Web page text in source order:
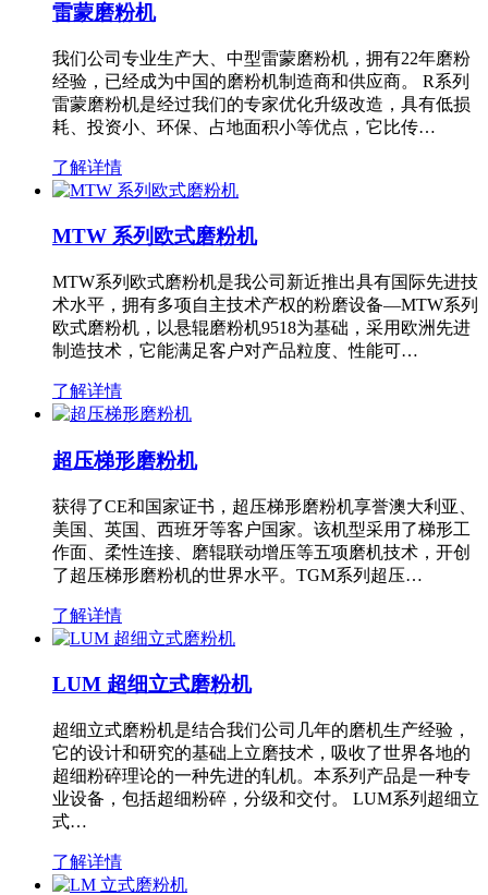
雷蒙磨粉机
我们公司专业生产大、中型雷蒙磨粉机，拥有22年磨粉
经验，已经成为中国的磨粉机制造商和供应商。 R系列
雷蒙磨粉机是经过我们的专家优化升级改造，具有低损
耗、投资小、环保、占地面积小等优点，它比传…
了解详情
MTW 系列欧式磨粉机
MTW系列欧式磨粉机是我公司新近推出具有国际先进技
术水平，拥有多项自主技术产权的粉磨设备—MTW系列
欧式磨粉机，以悬辊磨粉机9518为基础，采用欧洲先进
制造技术，它能满足客户对产品粒度、性能可…
了解详情
超压梯形磨粉机
获得了CE和国家证书，超压梯形磨粉机享誉澳大利亚、
美国、英国、西班牙等客户国家。该机型采用了梯形工
作面、柔性连接、磨辊联动增压等五项磨机技术，开创
了超压梯形磨粉机的世界水平。TGM系列超压…
了解详情
LUM 超细立式磨粉机
超细立式磨粉机是结合我们公司几年的磨机生产经验，
它的设计和研究的基础上立磨技术，吸收了世界各地的
超细粉碎理论的一种先进的轧机。本系列产品是一种专
业设备，包括超细粉碎，分级和交付。 LUM系列超细立
式…
了解详情